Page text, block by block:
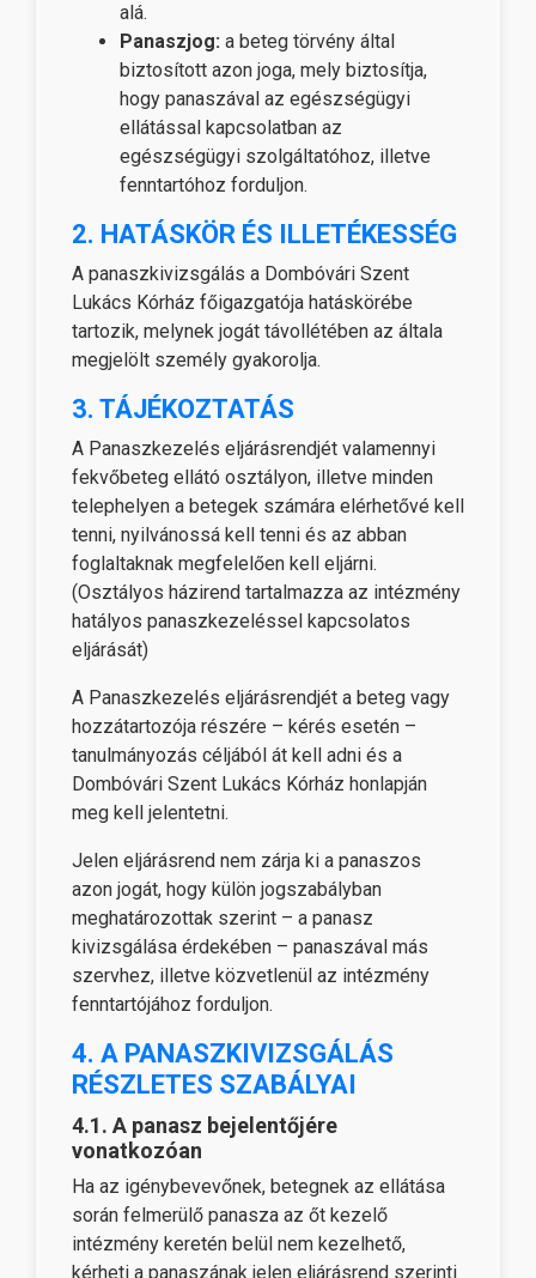
alá.
Panaszjog: a beteg törvény által
biztosított azon joga, mely biztosítja,
hogy panaszával az egészségügyi
ellátással kapcsolatban az
egészségügyi szolgáltatóhoz, illetve
fenntartóhoz forduljon.
2. HATÁSKÖR ÉS ILLETÉKESSÉG
A panaszkivizsgálás a Dombóvári Szent
Lukács Kórház főigazgatója hatáskörébe
tartozik, melynek jogát távollétében az általa
megjelölt személy gyakorolja.
3. TÁJÉKOZTATÁS
A Panaszkezelés eljárásrendjét valamennyi
fekvőbeteg ellátó osztályon, illetve minden
telephelyen a betegek számára elérhetővé kell
tenni, nyilvánossá kell tenni és az abban
foglaltaknak megfelelően kell eljárni.
(Osztályos házirend tartalmazza az intézmény
hatályos panaszkezeléssel kapcsolatos
eljárását)
A Panaszkezelés eljárásrendjét a beteg vagy
hozzátartozója részére – kérés esetén –
tanulmányozás céljából át kell adni és a
Dombóvári Szent Lukács Kórház honlapján
meg kell jelentetni.
Jelen eljárásrend nem zárja ki a panaszos
azon jogát, hogy külön jogszabályban
meghatározottak szerint – a panasz
kivizsgálása érdekében – panaszával más
szervhez, illetve közvetlenül az intézmény
fenntartójához forduljon.
4. A PANASZKIVIZSGÁLÁS
RÉSZLETES SZABÁLYAI
4.1. A panasz bejelentőjére
vonatkozóan
Ha az igénybevevőnek, betegnek az ellátása
során felmerülő panasza az őt kezelő
intézmény keretén belül nem kezelhető,
kérheti a panaszának jelen eljárásrend szerinti